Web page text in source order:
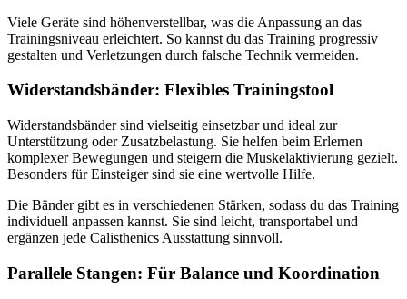
Viele Geräte sind höhenverstellbar, was die Anpassung an das
Trainingsniveau erleichtert. So kannst du das Training progressiv
gestalten und Verletzungen durch falsche Technik vermeiden.
Widerstandsbänder: Flexibles Trainingstool
Widerstandsbänder sind vielseitig einsetzbar und ideal zur
Unterstützung oder Zusatzbelastung. Sie helfen beim Erlernen
komplexer Bewegungen und steigern die Muskelaktivierung gezielt.
Besonders für Einsteiger sind sie eine wertvolle Hilfe.
Die Bänder gibt es in verschiedenen Stärken, sodass du das Training
individuell anpassen kannst. Sie sind leicht, transportabel und
ergänzen jede Calisthenics Ausstattung sinnvoll.
Parallele Stangen: Für Balance und Koordination